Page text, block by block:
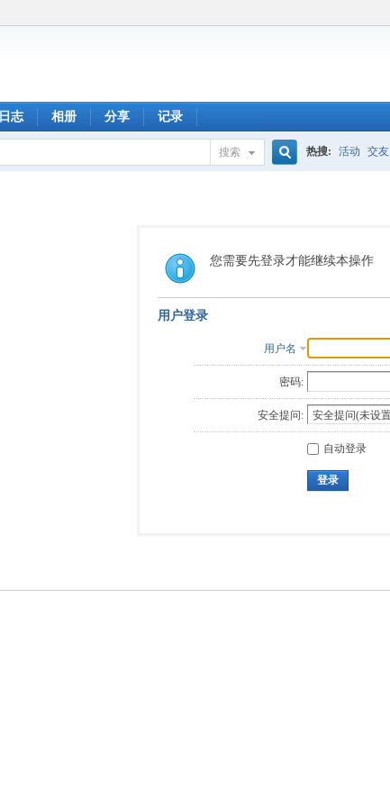
日志 相册 分享 记录
搜索
索
热搜: 活动 交友
您需要先登录才能继续本操作
用户登录
用户名
密码:
安全提问:
自动登录
登录